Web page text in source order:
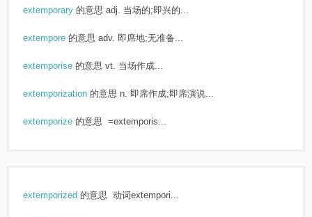
extemporary 的意思 adj. 当场的;即兴的...
extempore 的意思 adv. 即席地;无准备...
extemporise 的意思 vt. 当场作成...
extemporization 的意思 n. 即席作成;即席演说...
extemporize 的意思 =extemporis...
extemporized 的意思 动词extempori...